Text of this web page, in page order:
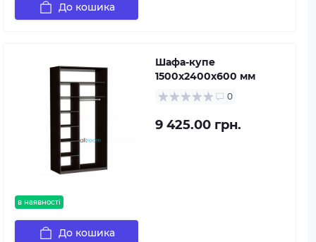
До кошика
в наявності
Шафа-купе
1500х2400х600 мм
0
9 425.00 грн.
До кошика